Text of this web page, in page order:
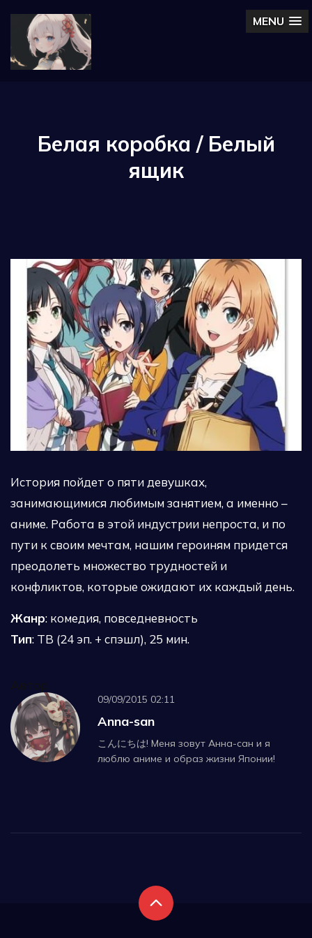
MENU
Белая коробка / Белый
ящик
История пойдет о пяти девушках,
занимающимися любимым занятием, а именно –
аниме. Работа в этой индустрии непроста, и по
пути к своим мечтам, нашим героиням придется
преодолеть множество трудностей и
конфликтов, которые ожидают их каждый день.
Жанр: комедия, повседневность
Тип: ТВ (24 эп. + спэшл), 25 мин.
Автор
09/09/2015 02:11
Anna-san
こんにちは! Меня зовут Анна-сан и я
люблю аниме и образ жизни Японии!